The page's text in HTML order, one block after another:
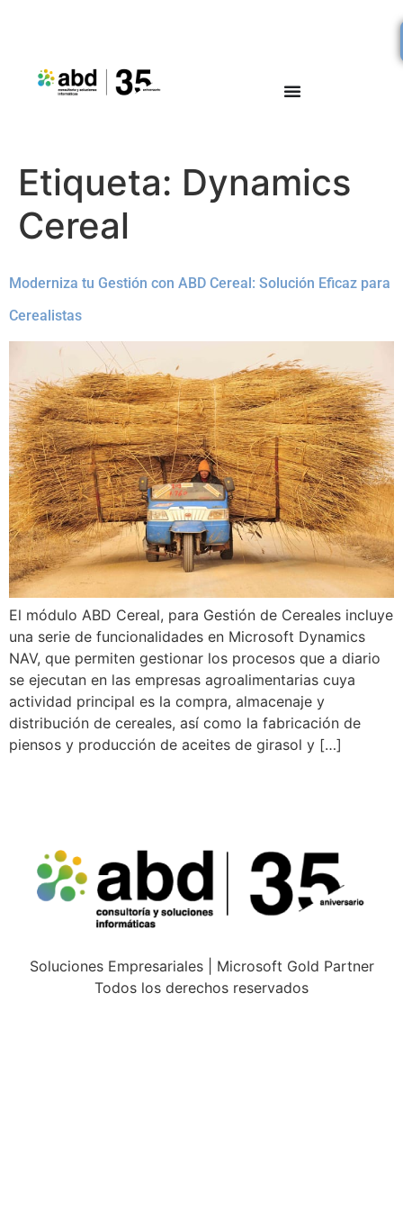
Etiqueta: Dynamics
Cereal
Moderniza tu Gestión con ABD Cereal: Solución Eficaz para
Cerealistas
El módulo ABD Cereal, para Gestión de Cereales incluye
una serie de funcionalidades en Microsoft Dynamics
NAV, que permiten gestionar los procesos que a diario
se ejecutan en las empresas agroalimentarias cuya
actividad principal es la compra, almacenaje y
distribución de cereales, así como la fabricación de
piensos y producción de aceites de girasol y […]
Soluciones Empresariales | Microsoft Gold Partner
Todos los derechos reservados